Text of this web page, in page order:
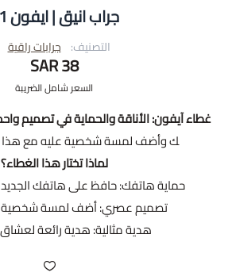
جراب انيق | ايفون 11
التصنيف: جرابات راقية
38 SAR
السعر شامل الضريبة
غطاء آيفون: الأناقة والحماية في تصميم
ك وأضف لمسة شخصية عليه مع هذا
لماذا تختار هذا الغطاء؟
حماية هاتفك: حافظ على هاتفك
تصميم عصري: أضف لمسة شخصية
هدية مثالية: هدية رائعة